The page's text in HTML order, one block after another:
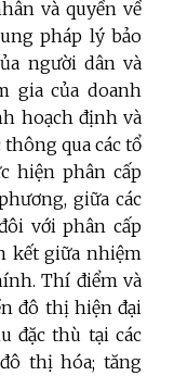
và quyền về
pháp lý bảo
người dân và
gia của doanh
hoạch định và
qua các tổ
hiện phân cấp
giữa các
với phân cấp
kết giữa nhiệm
Thí điểm và
đô thị hiện đại
đặc thù tại các
thị hóa; tăng